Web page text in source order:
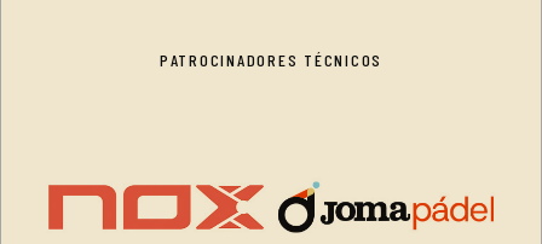
PATROCINADORES TÉCNICOS